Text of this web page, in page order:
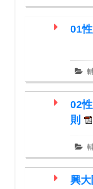
01
02
則
興